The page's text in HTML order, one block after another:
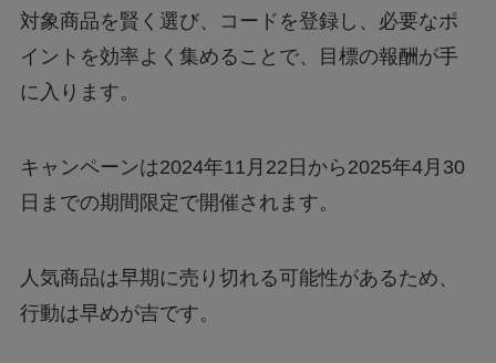
対象商品を賢く選び、コードを登録し、必要なポ
イントを効率よく集めることで、目標の報酬が手
に入ります。
キャンペーンは2024年11月22日から2025年4月30
日までの期間限定で開催されます。
人気商品は早期に売り切れる可能性があるため、
行動は早めが吉です。